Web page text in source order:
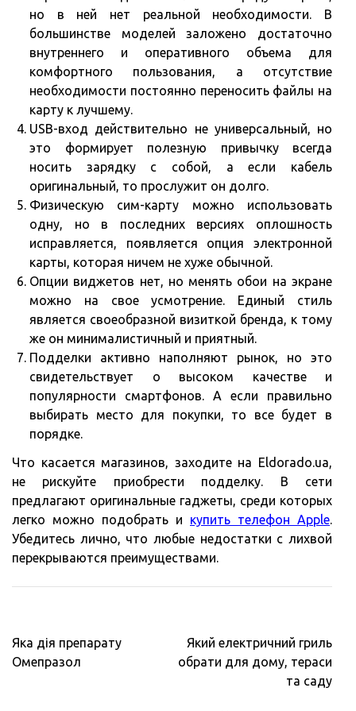
но в ней нет реальной необходимости. В
большинстве моделей заложено достаточно
внутреннего и оперативного объема для
комфортного пользования, а отсутствие
необходимости постоянно переносить файлы на
карту к лучшему.
USB-вход действительно не универсальный, но
это формирует полезную привычку всегда
носить зарядку с собой, а если кабель
оригинальный, то прослужит он долго.
Физическую сим-карту можно использовать
одну, но в последних версиях оплошность
исправляется, появляется опция электронной
карты, которая ничем не хуже обычной.
Опции виджетов нет, но менять обои на экране
можно на свое усмотрение. Единый стиль
является своеобразной визиткой бренда, к тому
же он минималистичный и приятный.
Подделки активно наполняют рынок, но это
свидетельствует о высоком качестве и
популярности смартфонов. А если правильно
выбирать место для покупки, то все будет в
порядке.
Что касается магазинов, заходите на Eldorado.ua,
не рискуйте приобрести подделку. В сети
предлагают оригинальные гаджеты, среди которых
легко можно подобрать и купить телефон Apple.
Убедитесь лично, что любые недостатки с лихвой
перекрываются преимуществами.
Навигация
по
Яка дія препарату
Омепразол
Який електричний гриль
обрати для дому, тераси
та саду